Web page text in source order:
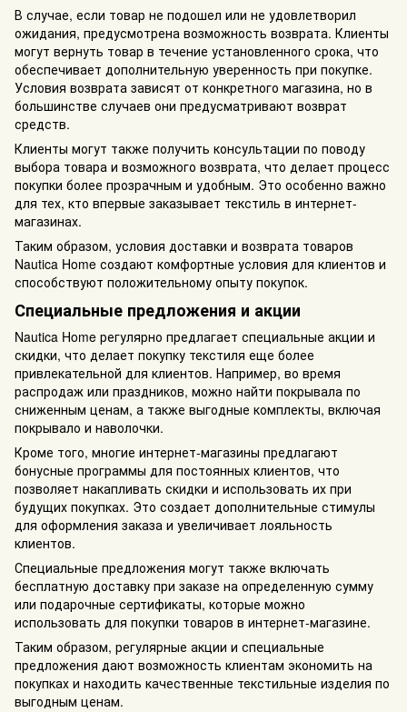
В случае, если товар не подошел или не удовлетворил
ожидания, предусмотрена возможность возврата. Клиенты
могут вернуть товар в течение установленного срока, что
обеспечивает дополнительную уверенность при покупке.
Условия возврата зависят от конкретного магазина, но в
большинстве случаев они предусматривают возврат
средств.
Клиенты могут также получить консультации по поводу
выбора товара и возможного возврата, что делает процесс
покупки более прозрачным и удобным. Это особенно важно
для тех, кто впервые заказывает текстиль в интернет-
магазинах.
Таким образом, условия доставки и возврата товаров
Nautica Home создают комфортные условия для клиентов и
способствуют положительному опыту покупок.
Специальные предложения и акции
Nautica Home регулярно предлагает специальные акции и
скидки, что делает покупку текстиля еще более
привлекательной для клиентов. Например, во время
распродаж или праздников, можно найти покрывала по
сниженным ценам, а также выгодные комплекты, включая
покрывало и наволочки.
Кроме того, многие интернет-магазины предлагают
бонусные программы для постоянных клиентов, что
позволяет накапливать скидки и использовать их при
будущих покупках. Это создает дополнительные стимулы
для оформления заказа и увеличивает лояльность
клиентов.
Специальные предложения могут также включать
бесплатную доставку при заказе на определенную сумму
или подарочные сертификаты, которые можно
использовать для покупки товаров в интернет-магазине.
Таким образом, регулярные акции и специальные
предложения дают возможность клиентам экономить на
покупках и находить качественные текстильные изделия по
выгодным ценам.